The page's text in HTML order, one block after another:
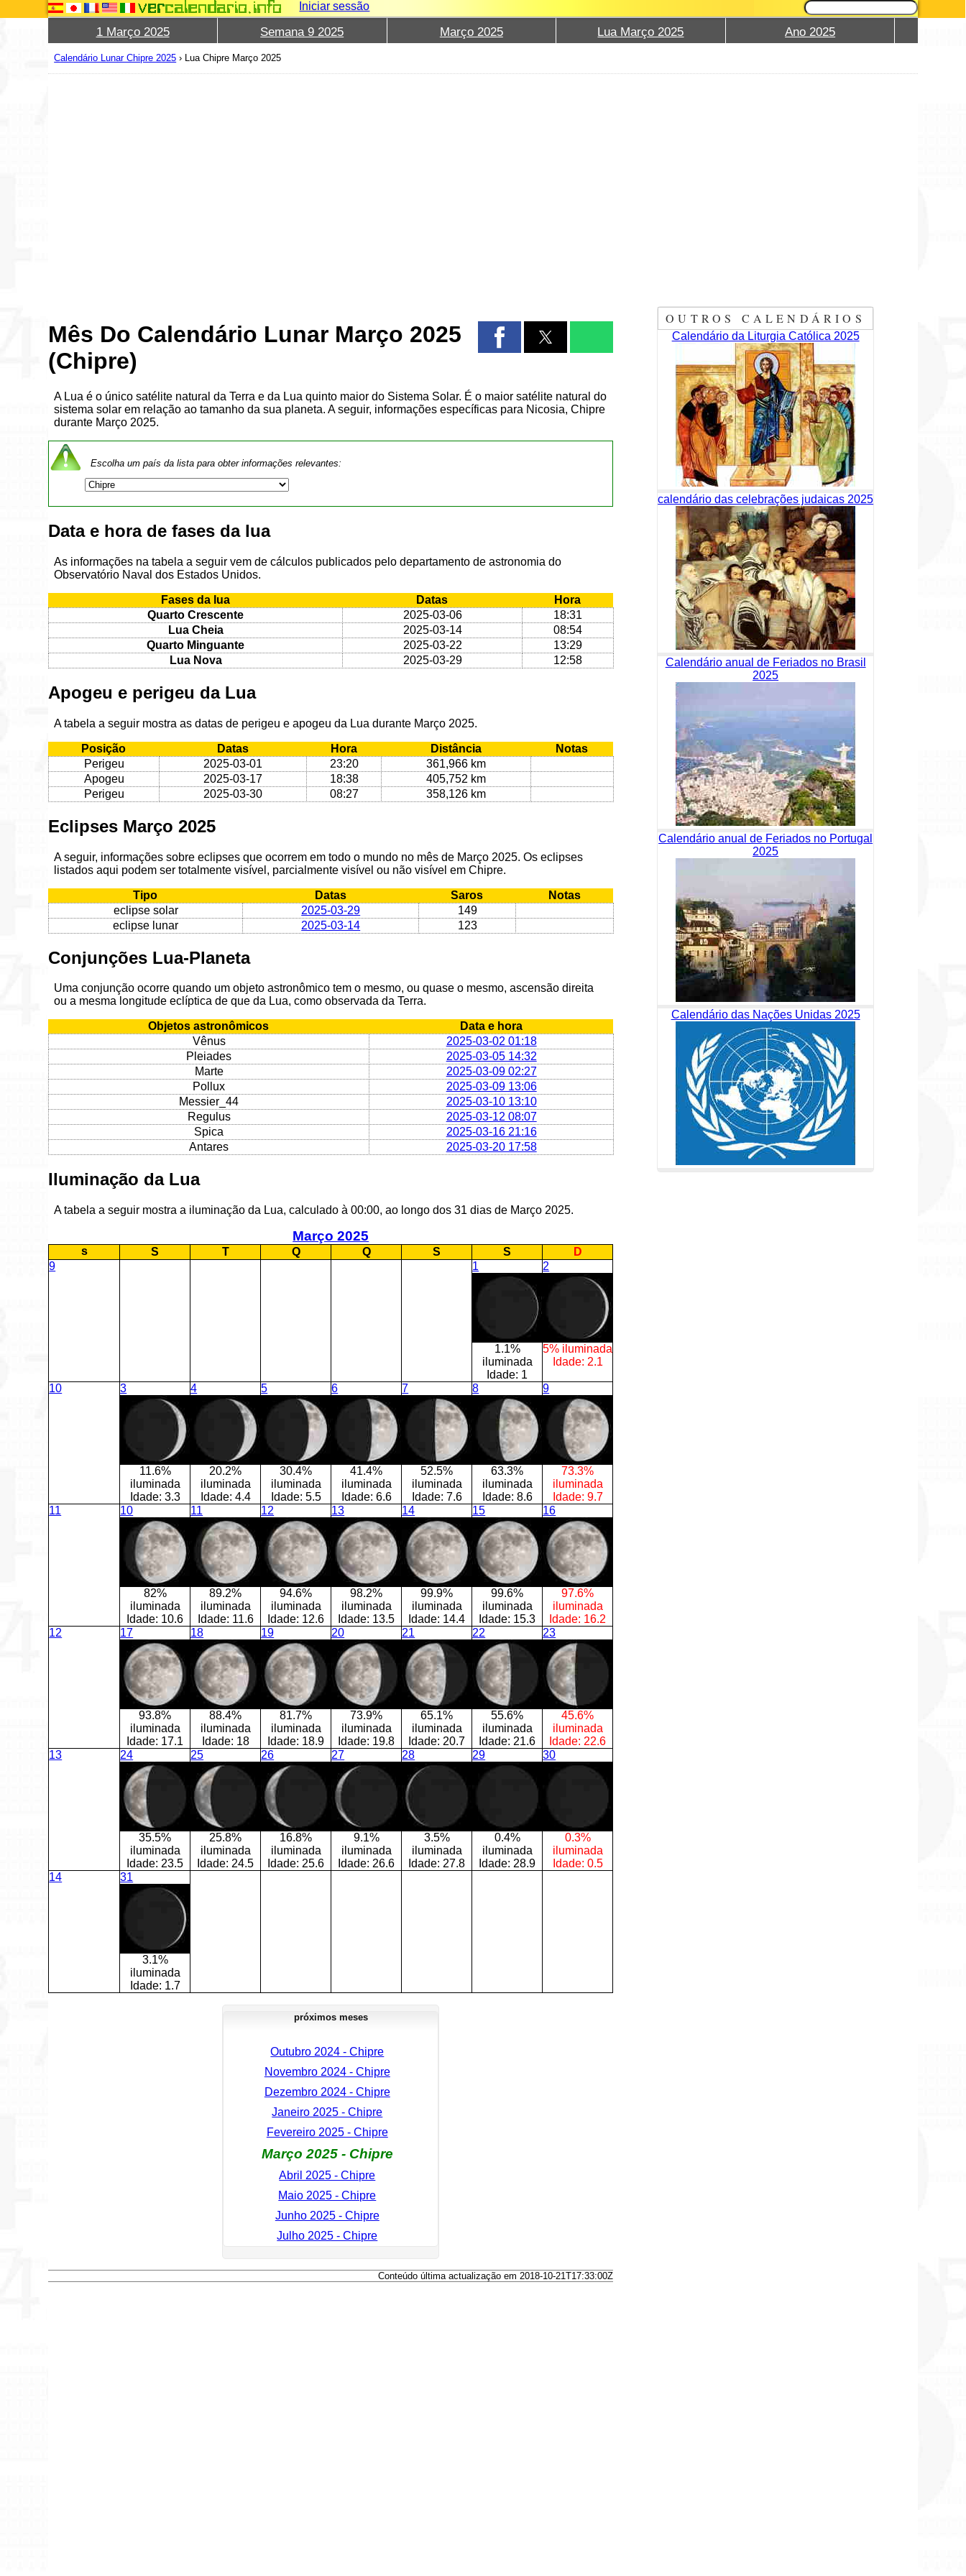
Iniciar sessão
1 Março 2025 Semana 9 2025 Março 2025 Lua Março 2025 Ano 2025
Calendário Lunar Chipre 2025 › Lua Chipre Março 2025
Mês Do Calendário Lunar Março 2025
(Chipre)
A Lua é o único satélite natural da Terra e da Lua quinto maior do Sistema Solar. É o maior satélite natural do
sistema solar em relação ao tamanho da sua planeta. A seguir, informações específicas para Nicosia, Chipre
durante Março 2025.
Escolha um país da lista para obter informações relevantes:
Data e hora de fases da lua
As informações na tabela a seguir vem de cálculos publicados pelo departamento de astronomia do
Observatório Naval dos Estados Unidos.
Fases da lua Datas
Hora
Quarto Crescente
2025-03-06
18:31
Lua Cheia
2025-03-14
08:54
Quarto Minguante
2025-03-22
13:29
Lua Nova
2025-03-29 12:58
Apogeu e perigeu da Lua
A tabela a seguir mostra as datas de perigeu e apogeu da Lua durante Março 2025.
Posição Datas Hora Distância
Notas
Perigeu
2025-03-01 23:20
361,966 km
Apogeu
2025-03-17 18:38
405,752 km
Perigeu
2025-03-30 08:27 358,126 km
Eclipses Março 2025
A seguir, informações sobre eclipses que ocorrem em todo o mundo no mês de Março 2025. Os eclipses
listados aqui podem ser totalmente visível, parcialmente visível ou não visível em Chipre.
Tipo Datas Saros
Notas
eclipse solar
2025-03-29
149
eclipse lunar
2025-03-14 123
Conjunções Lua-Planeta
Uma conjunção ocorre quando um objeto astronômico tem o mesmo, ou quase o mesmo, ascensão direita
ou a mesma longitude eclíptica de que da Lua, como observada da Terra.
Objetos astronômicos
Data e hora
Vênus
2025-03-02 01:18
Pleiades
2025-03-05 14:32
Marte
2025-03-09 02:27
Pollux
2025-03-09 13:06
Messier_44
2025-03-10 13:10
Regulus
2025-03-12 08:07
Spica
2025-03-16 21:16
Antares
2025-03-20 17:58
Iluminação da Lua
A tabela a seguir mostra a iluminação da Lua, calculado à 00:00, ao longo dos 31 dias de Março 2025.
Março 2025
s S T Q Q S S
D
9
1
1.1%
iluminada
Idade: 1
2
5% iluminada
Idade: 2.1
10 3
11.6%
iluminada
Idade: 3.3
4
20.2%
iluminada
Idade: 4.4
5
30.4%
iluminada
Idade: 5.5
6
41.4%
iluminada
Idade: 6.6
7
52.5%
iluminada
Idade: 7.6
8
63.3%
iluminada
Idade: 8.6
9
73.3%
iluminada
Idade: 9.7
11
10
82%
iluminada
Idade: 10.6
11
89.2%
iluminada
Idade: 11.6
12
94.6%
iluminada
Idade: 12.6
13
98.2%
iluminada
Idade: 13.5
14
99.9%
iluminada
Idade: 14.4
15
99.6%
iluminada
Idade: 15.3
16
97.6%
iluminada
Idade: 16.2
12
17
93.8%
iluminada
Idade: 17.1
18
88.4%
iluminada
Idade: 18
19
81.7%
iluminada
Idade: 18.9
20
73.9%
iluminada
Idade: 19.8
21
65.1%
iluminada
Idade: 20.7
22
55.6%
iluminada
Idade: 21.6
23
45.6%
iluminada
Idade: 22.6
13
24
35.5%
iluminada
Idade: 23.5
25
25.8%
iluminada
Idade: 24.5
26
16.8%
iluminada
Idade: 25.6
27
9.1%
iluminada
Idade: 26.6
28
3.5%
iluminada
Idade: 27.8
29
0.4%
iluminada
Idade: 28.9
30
0.3%
iluminada
Idade: 0.5
14
31
3.1%
iluminada
Idade: 1.7
próximos meses
Outubro 2024 - Chipre
Novembro 2024 - Chipre
Dezembro 2024 - Chipre
Janeiro 2025 - Chipre
Fevereiro 2025 - Chipre
Março 2025 - Chipre
Abril 2025 - Chipre
Maio 2025 - Chipre
Junho 2025 - Chipre
Julho 2025 - Chipre
Conteúdo última actualização em 2018-10-21T17:33:00Z
OUTROS CALENDÁRIOS
Calendário da Liturgia Católica 2025
calendário das celebrações judaicas 2025
Calendário anual de Feriados no Brasil
2025
Calendário anual de Feriados no Portugal
2025
Calendário das Nações Unidas 2025